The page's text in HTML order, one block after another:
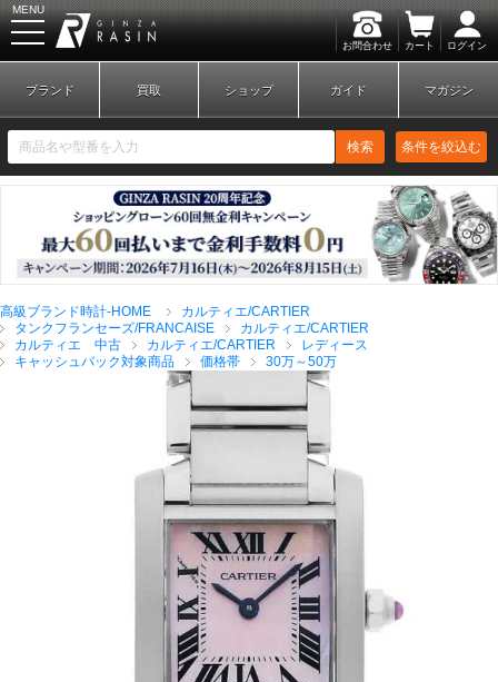
お問合わせ カート ログイン
MENU
新規会員登録 ログイン
ブランドから探す
全てのブランドを見
ロレックス
ブランド 買取 ショップ ガイド マガジン
検索 条件を絞込む
高級ブランド時計-HOME
カルティエ/CARTIER
タンクフランセーズ/FRANCAISE
カルティエ/CARTIER
カルティエ 中古
カルティエ/CARTIER
レディース
キャッシュバック対象商品
価格帯 30万～50万